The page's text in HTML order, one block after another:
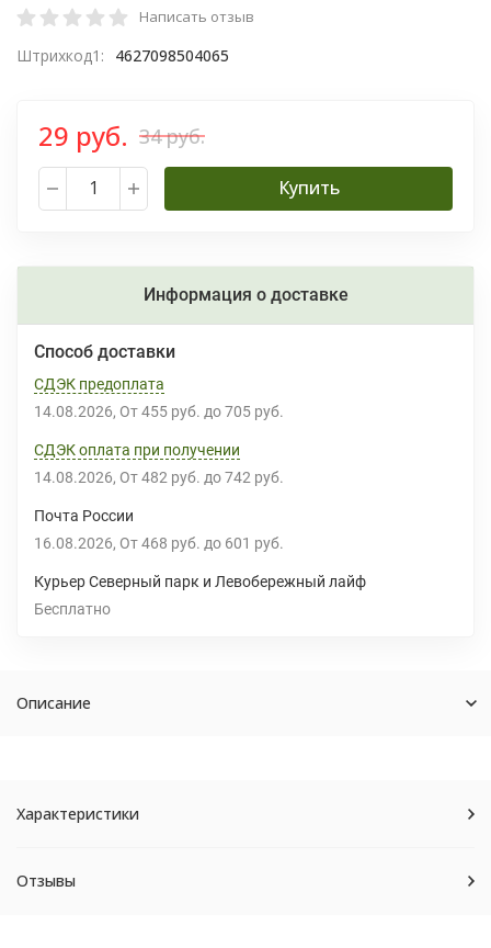
Написать отзыв
Штрихкод1: 4627098504065
29 руб. 34 руб.
Купить
Информация о доставке
Способ доставки
СДЭК предоплата
14.08.2026 От 455 руб. до 705 руб.
СДЭК оплата при получении
14.08.2026 От 482 руб. до 742 руб.
Почта России
16.08.2026 От 468 руб. до 601 руб.
Курьер Северный парк и Левобережный лайф
Бесплатно
Описание
Характеристики
Отзывы